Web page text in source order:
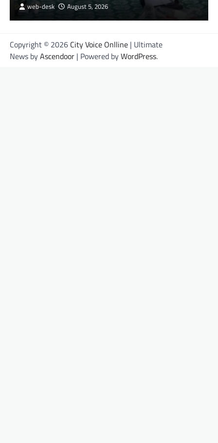
web-desk August 5, 2026
Copyright © 2026 City Voice Onlline | Ultimate
News byAscendoor | Powered byWordPress.